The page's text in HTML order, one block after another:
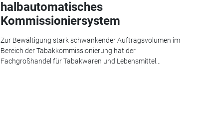
halbautomatisches
Kommissioniersystem
Zur Bewältigung stark schwankender Auftragsvolumen im
Bereich der Tabakkommissionierung hat der
Fachgroßhandel für Tabakwaren und Lebensmittel...